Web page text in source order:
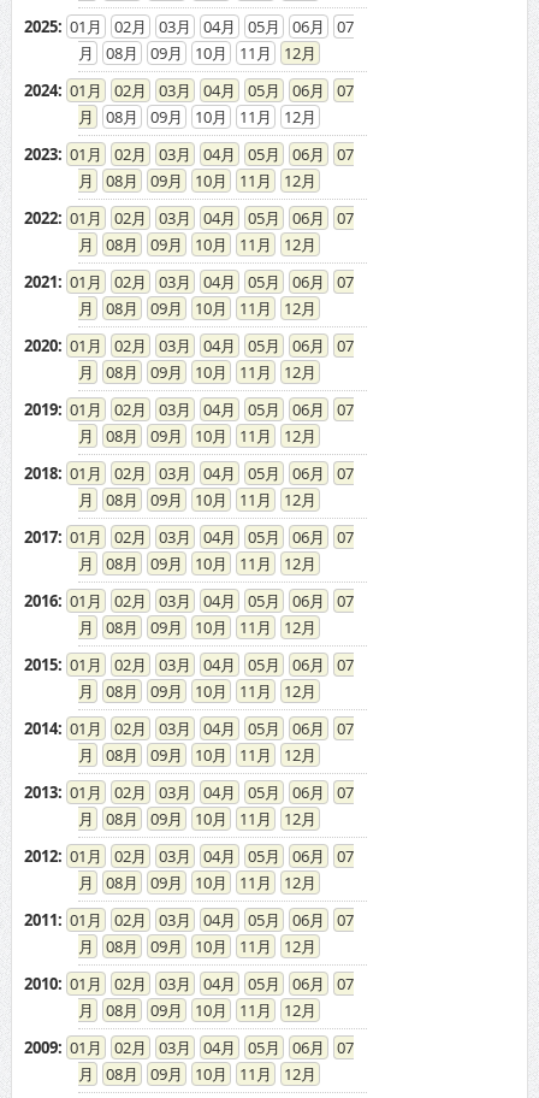
2025: 01 02 03 04 05 06
07
08
09 10 11
12
2024: 01 02 03 04 05 06
07
08
09 10 11
12
2023: 01 02 03 04 05 06
07
08
09 10 11
12
2022: 01 02 03 04 05 06
07
08
09 10 11
12
2021: 01 02 03 04 05 06
07
08
09 10 11
12
2020: 01 02 03 04 05 06
07
08
09 10 11
12
2019: 01 02 03 04 05 06
07
08
09 10 11
12
2018: 01 02 03 04 05 06
07
08
09 10 11
12
2017: 01 02 03 04 05 06
07
08
09 10 11
12
2016: 01 02 03 04 05 06
07
08
09 10 11
12
2015: 01 02 03 04 05 06
07
08
09 10 11
12
2014: 01 02 03 04 05 06
07
08
09 10 11
12
2013: 01 02 03 04 05 06
07
08
09 10 11
12
2012: 01 02 03 04 05 06
07
08
09 10 11
12
2011: 01 02 03 04 05 06
07
08
09 10 11
12
2010: 01 02 03 04 05 06
07
08
09 10 11
12
2009: 01 02 03 04 05 06
07
08
09 10 11
12